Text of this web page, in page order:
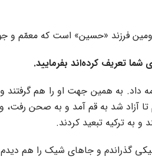
دومین فرزند «حسین» است که
شما تعریف کرده‌اند بفرمایید.
به همین جهت او را هم گرفتند و
آزاد شد به قم آمد و به صحن
و به ترکیه تبعید کردند.
گذراندم و جاهای شیک را هم